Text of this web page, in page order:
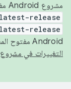
مشروع Android مفتوح المصدر والمساهمة فيه، استخدِم
release
latest-release
Android مفتوح المصدر. لمزيد من المعلومات، يُرجى الاطّلاع على
التغييرات في مشروع Android مفتوح المصدر